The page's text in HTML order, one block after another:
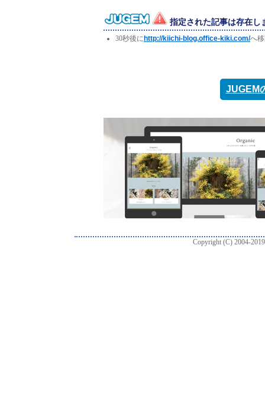
指定された記事は存在し
30秒後に http://kiichi-blog.office-kiki.com/へ
JUGEM
Copyright (C) 2004-